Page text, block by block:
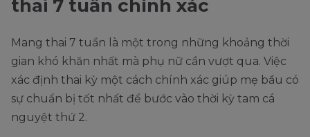
thai 7 tuần chính xác
Mang thai 7 tuần là một trong những khoảng thời
gian khó khăn nhất mà phụ nữ cần vượt qua. Việc
xác định thai kỳ một cách chính xác giúp mẹ bầu có
sự chuẩn bị tốt nhất để bước vào thời kỳ tam cá
nguyệt thứ 2.